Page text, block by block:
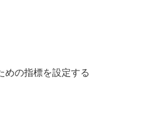
めの指標を設定する